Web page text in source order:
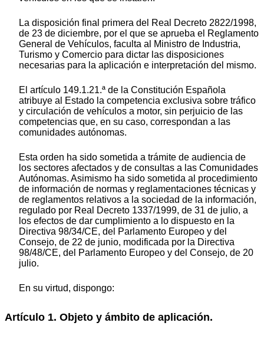
La disposición final primera del Real Decreto 2822/1998,
de 23 de diciembre, por el que se aprueba el Reglamento
General de Vehículos, faculta al Ministro de Industria,
Turismo y Comercio para dictar las disposiciones
necesarias para la aplicación e interpretación del mismo.
El artículo 149.1.21.ª de la Constitución Española
atribuye al Estado la competencia exclusiva sobre tráfico
y circulación de vehículos a motor, sin perjuicio de las
competencias que, en su caso, correspondan a las
comunidades autónomas.
Esta orden ha sido sometida a trámite de audiencia de
los sectores afectados y de consultas a las Comunidades
Autónomas. Asimismo ha sido sometida al procedimiento
de información de normas y reglamentaciones técnicas y
de reglamentos relativos a la sociedad de la información,
regulado por Real Decreto 1337/1999, de 31 de julio, a
los efectos de dar cumplimiento a lo dispuesto en la
Directiva 98/34/CE, del Parlamento Europeo y del
Consejo, de 22 de junio, modificada por la Directiva
98/48/CE, del Parlamento Europeo y del Consejo, de 20
julio.
En su virtud, dispongo:
Artículo 1. Objeto y ámbito de aplicación.